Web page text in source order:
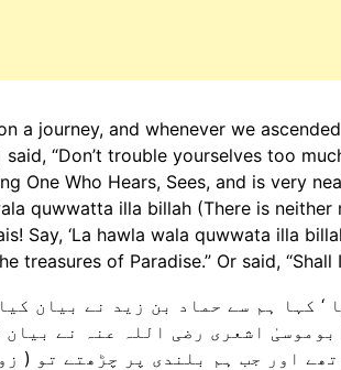
One Who Hears, Sees, and is very
quwwatta illa billah (There is
Say, ‘La hawla wala quwwata illa
treasures of Paradise.” Or said, “Shall
‘ کہا ہم سے حماد بن زید نے بیان
اشعری رضی اللہ عنہ نے بیان
اور جب ہم بلندی پر چڑھتے تو (